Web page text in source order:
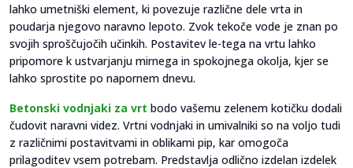
lahko umetniški element, ki povezuje različne dele vrta in
poudarja njegovo naravno lepoto. Zvok tekoče vode je znan po
svojih sproščujočih učinkih. Postavitev le-tega na vrtu lahko
pripomore k ustvarjanju mirnega in spokojnega okolja, kjer se
lahko sprostite po napornem dnevu.
Betonski vodnjaki za vrt bodo vašemu zelenem kotičku dodali
čudovit naravni videz. Vrtni vodnjaki in umivalniki so na voljo tudi
z različnimi postavitvami in oblikami pip, kar omogoča
prilagoditev vsem potrebam. Predstavlja odlično izdelan izdelek